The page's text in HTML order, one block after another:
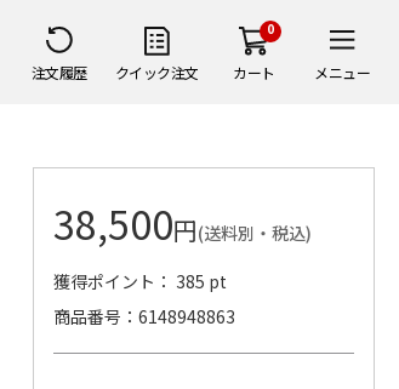
注文履歴 クイック注文
0
カート メニュー
38,500円(送料別・税込)
獲得ポイント： 385 pt
商品番号
6148948863